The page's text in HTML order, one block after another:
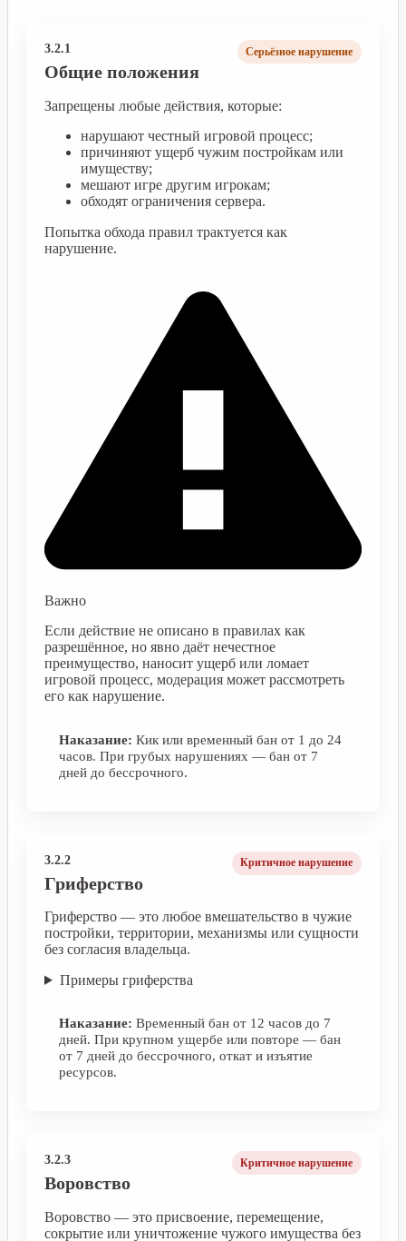
3.2.1
Общие положения
Серьёзное нарушение
Запрещены любые действия, которые:
нарушают честный игровой процесс;
причиняют ущерб чужим постройкам или
имуществу;
мешают игре другим игрокам;
обходят ограничения сервера.
Попытка обхода правил трактуется как
нарушение.
Важно
Если действие не описано в правилах как
разрешённое, но явно даёт нечестное
преимущество, наносит ущерб или ломает
игровой процесс, модерация может рассмотреть
его как нарушение.
Наказание: Кик или временный бан от 1 до 24
часов. При грубых нарушениях — бан от 7
дней до бессрочного.
3.2.2
Гриферство
Критичное нарушение
Гриферство — это любое вмешательство в чужие
постройки, территории, механизмы или сущности
без согласия владельца.
Примеры гриферства
Наказание: Временный бан от 12 часов до 7
дней. При крупном ущербе или повторе — бан
от 7 дней до бессрочного, откат и изъятие
ресурсов.
3.2.3
Воровство
Критичное нарушение
Воровство — это присвоение, перемещение,
сокрытие или уничтожение чужого имущества без